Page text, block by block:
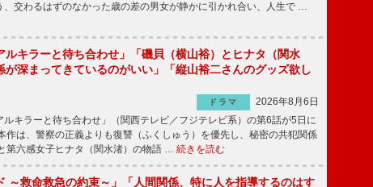
、交わるはずのなかった歳の差の男女が静かに引かれ合い、人生で …
ルキラーと待ち合わせ」「磯貝（横山裕）とヒナタ（関水
が深まってきているのがいい」「縦山裕二さんのグッズ欲し
ドラマ
2026年8月6日
キラーと待ち合わせ」（関西テレビ／フジテレビ系）の第6話が5日に
は、警察の正義よりも復讐（ふくしゅう）を優先し、秘密の共犯関係
第六感女子ヒナタ（関水渚）の物語 … 続きを読む
～救命救急の約束～」「人間関係、特に人を指導するのはす